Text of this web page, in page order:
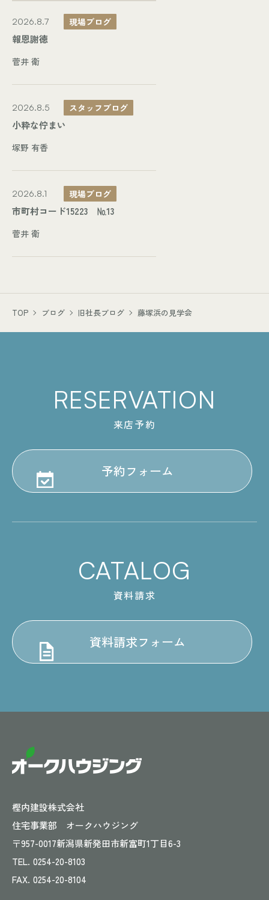
2026.8.7 現場ブログ
報恩謝徳
菅井 衛
2026.8.5 スタッフブログ
小粋な佇まい
塚野 有香
2026.8.1 現場ブログ
市町村コード15223 №13
菅井 衛
TOP ブログ 旧社長ブログ 藤塚浜の見学会
RESERVATION
来店予約
予約フォーム
CATALOG
資料請求
資料請求フォーム
樫内建設株式会社
住宅事業部 オークハウジング
〒957-0017新潟県新発田市新富町1丁目6-3
TEL. 0254-20-8103
FAX. 0254-20-8104